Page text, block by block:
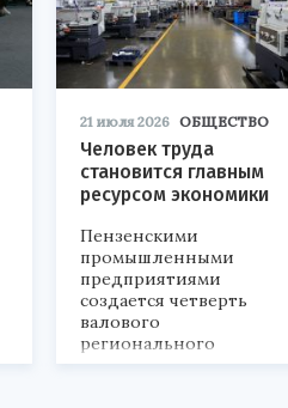
21 июля 2026 ОБЩЕСТВО
Человек труда
становится главным
ресурсом экономики
Пензенскими
промышленными
предприятиями
создается четверть
валового
регионального
продукта и